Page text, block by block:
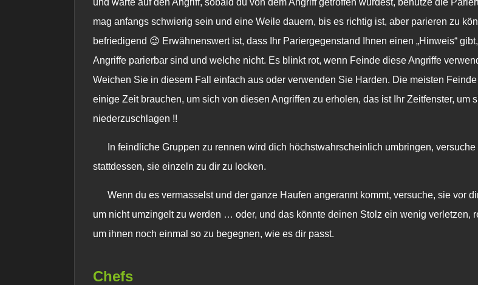
und warte auf den Angriff, sobald du von dem Angriff getroffen würdest, benutze die
mag anfangs schwierig sein und eine Weile dauern, bis es richtig ist, aber parieren zu
befriedigend 😉 Erwähnenswert ist, dass Ihr Pariergegenstand Ihnen einen „Hinweis“
Angriffe parierbar sind und welche nicht. Es blinkt rot, wenn Feinde diese Angriffe
Weichen Sie in diesem Fall einfach aus oder verwenden Sie Harden. Die meisten
einige Zeit brauchen, um sich von diesen Angriffen zu erholen, das ist Ihr Zeitfenster, um
niederzuschlagen !!
In feindliche Gruppen zu rennen wird dich höchstwahrscheinlich umbringen, versuche
stattdessen, sie einzeln zu dir zu locken.
Wenn du es vermasselst und der ganze Haufen angerannt kommt, versuche, sie vor
um nicht umzingelt zu werden … oder, und das könnte deinen Stolz ein wenig verletzen,
um ihnen noch einmal so zu begegnen, wie es dir passt.
Chefs